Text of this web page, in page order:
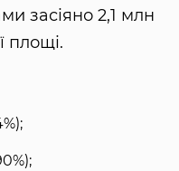
засіяно 2,1 млн
площі.